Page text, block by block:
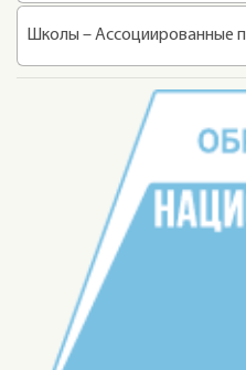
Школы – Ассоциированные